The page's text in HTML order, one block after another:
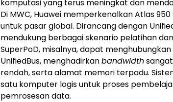
komputasi yang terus meningkat dan
Di MWC, Huawei memperkenalkan Atlas
untuk pasar global. Dirancang dengan
mendukung berbagai skenario pelatihan
SuperPoD, misalnya, dapat menghubungkan
UnifiedBus, menghadirkanbandwidth
rendah, serta alamat memori terpadu.
satu komputer logis untuk proses
pemrosesan data.